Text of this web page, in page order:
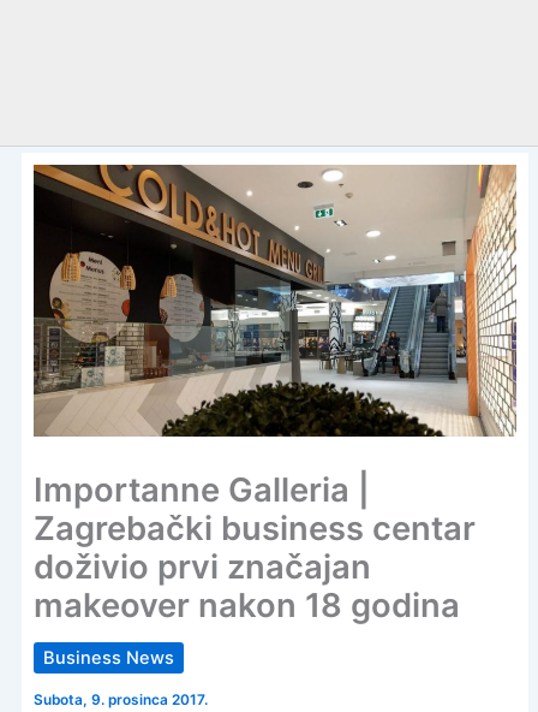
Importanne Galleria |
Zagrebački business centar
doživio prvi značajan
makeover nakon 18 godina
Business News
Subota, 9. prosinca 2017.